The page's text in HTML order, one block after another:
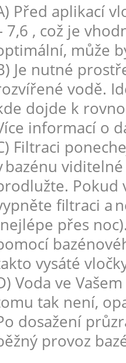
Před aplikací
7,6 , což je
může
Je nutné
vodě.
dojde k
informací o
Filtraci
bazénu
Pokud
filtraci a
přes
vysáté
Voda ve
tak není,
dosažení
provoz